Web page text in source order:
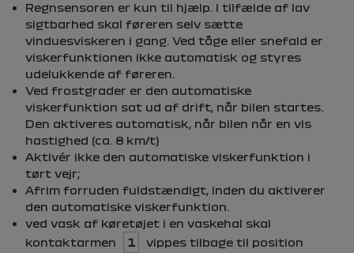
Regnsensoren er kun til hjælp. I tilfælde af lav
sigtbarhed skal føreren selv sætte
vinduesviskeren i gang. Ved tåge eller snefald er
viskerfunktionen ikke automatisk og styres
udelukkende af føreren.
Ved frostgrader er den automatiske
viskerfunktion sat ud af drift, når bilen startes.
Den aktiveres automatisk, når bilen når en vis
hastighed (ca. 8 km/t)
Aktivér ikke den automatiske viskerfunktion i
tørt vejr;
Afrim forruden fuldstændigt, inden du aktiverer
den automatiske viskerfunktion.
ved vask af køretøjet i en vaskehal skal
kontaktarmen
1
vippes tilbage til position